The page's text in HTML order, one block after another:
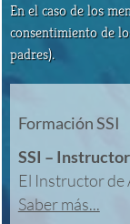
Formación SSI
SSI –
El Instructor de
Saber más...
En el caso de los
consentimiento de
padres).